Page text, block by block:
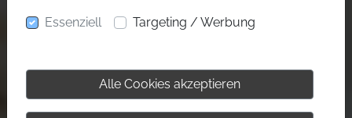
Essenziell Targeting / Werbung
Alle Cookies akzeptieren